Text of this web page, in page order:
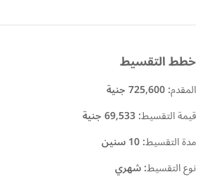
خطط التقسيط
المقدم:725,600 جنية
قيمة التقسيط:69,533 جنية
مدة التقسيط:10 سنين
نوع التقسيط:شهري